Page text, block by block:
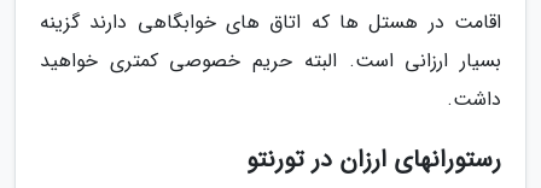
اقامت در هستل ها که اتاق های خوابگاهی دارند گزینه
بسیار ارزانی است. البته حریم خصوصی کمتری خواهید
داشت.
رستورانهای ارزان در تورنتو